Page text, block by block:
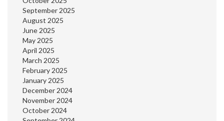
September 2025
August 2025
June 2025
May 2025
April 2025
March 2025
February 2025
January 2025
December 2024
November 2024
October 2024